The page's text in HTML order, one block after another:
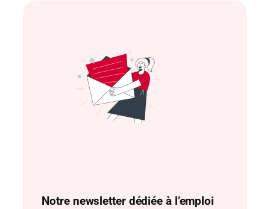
Notre newsletter dédiée à l’emploi